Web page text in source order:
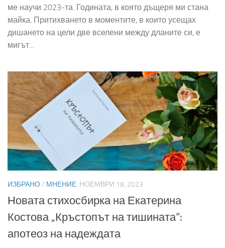
ме научи 2023-та. Годината, в която дъщеря ми стана
майка. Притихването в моментите, в които усещах
дишането на цели две вселени между дланите си, е
мигът...
ИЗБРАНО/ МНЕНИЕ НОЕМВРИ 18, 2023
Новата стихосбирка на Екатерина
Костова „Кръстопът на тишината“:
апотеоз на надеждата